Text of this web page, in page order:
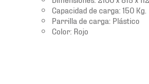
Capacidad de carga: 150 Kg.
Parrilla de carga: Plástico
Color: Rojo